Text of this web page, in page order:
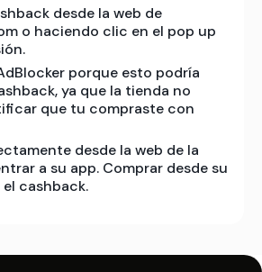
desde la web de
o haciendo clic en el pop up
porque esto podría
ya que la tienda no
que tu compraste con
desde la web de la
a su app. Comprar desde su
cashback.